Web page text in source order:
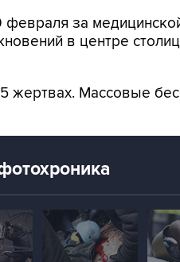
февраля за
в центре
жертвах. Массовые